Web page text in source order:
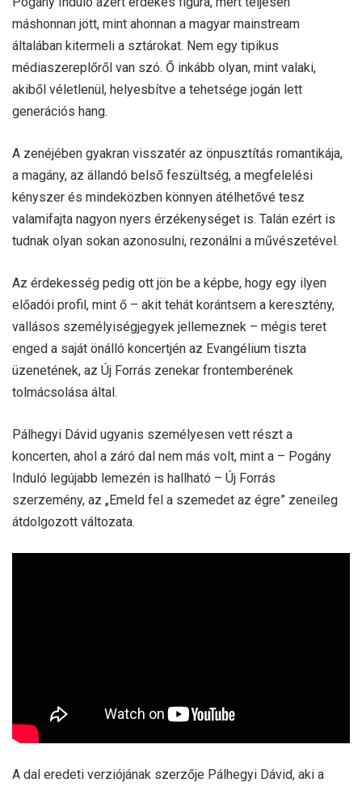
máshonnan jött, mint ahonnan a magyar mainstream
általában kitermeli a sztárokat. Nem egy tipikus
médiaszereplőről van szó. Ő inkább olyan, mint valaki,
akiből véletlenül, helyesbítve a tehetsége jogán lett
generációs hang.
A zenéjében gyakran visszatér az önpusztítás romantikája,
a magány, az állandó belső feszültség, a megfelelési
kényszer és mindeközben könnyen átélhetővé tesz
valamifajta nagyon nyers érzékenységet is. Talán ezért is
tudnak olyan sokan azonosulni, rezonálni a művészetével.
Az érdekesség pedig ott jön be a képbe, hogy egy ilyen
előadói profil, mint ő – akit tehát korántsem a keresztény,
vallásos személyiségjegyek jellemeznek – mégis teret
enged a saját önálló koncertjén az Evangélium tiszta
üzenetének, az Új Forrás zenekar frontemberének
tolmácsolása által.
Pálhegyi Dávid ugyanis személyesen vett részt a
koncerten, ahol a záró dal nem más volt, mint a – Pogány
Induló legújabb lemezén is hallható – Új Forrás
szerzemény, az „Emeld fel a szemedet az égre” zeneileg
átdolgozott változata.
A dal eredeti verziójának szerzője Pálhegyi Dávid, aki a